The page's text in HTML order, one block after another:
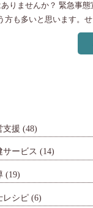
りませんか？ 緊急事態
も多いと思います。
支援 (48)
サービス (14)
(19)
レシピ (6)